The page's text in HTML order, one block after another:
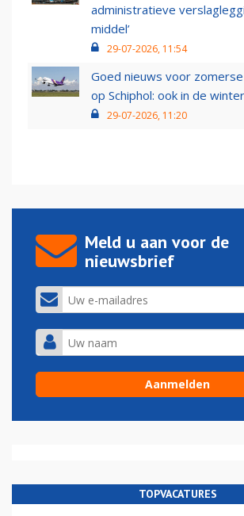
administratieve
middel’
29-07-2026, 11:54
Goed nieuws voor
op Schiphol: ook in de
29-07-2026, 11:20
Meld u aan voor de
nieuwsbrief
TOPVACATURES